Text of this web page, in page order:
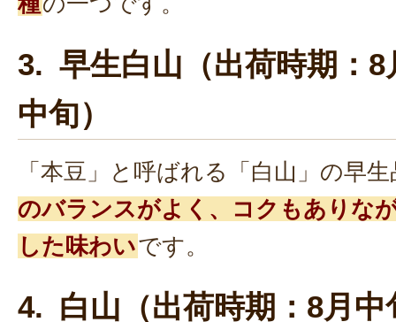
3. 早生白山（出荷時期：8
中旬）
「本豆」と呼ばれる「白山」の早
のバランスがよく、コクもありな
した味わいです。
4. 白山（出荷時期：8月中